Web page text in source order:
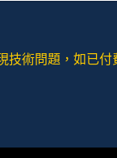
題，如已付費但